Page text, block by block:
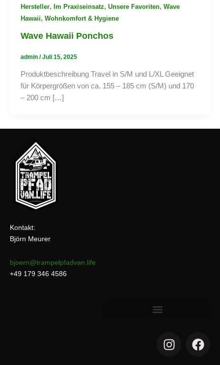
Hersteller, Im Praxiseinsatz, Unsere Favoriten, Wave
Hawaii, Wohnkomfort & Hygiene
Wave Hawaii Ponchos
admin /Juli 15, 2025
Produktbeschreibung Travel in S/M und L/XL Geeignet
für Körpergrößen von ca. 155 – 185 cm (S/M) und 170
– 200 cm […]
Kontakt:
Björn Meurer
bjoern@trampelpfadvan.life
+49 179 346 4586
I
n
F
a